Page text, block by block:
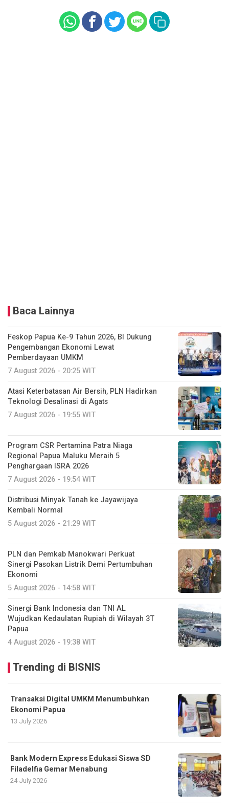
Baca Lainnya
Feskop Papua Ke-9 Tahun 2026, BI Dukung
Pengembangan Ekonomi Lewat
Pemberdayaan UMKM
7 August 2026 - 20:25 WIT
Atasi Keterbatasan Air Bersih, PLN Hadirkan
Teknologi Desalinasi di Agats
7 August 2026 - 19:55 WIT
Program CSR Pertamina Patra Niaga
Regional Papua Maluku Meraih 5
Penghargaan ISRA 2026
7 August 2026 - 19:54 WIT
Distribusi Minyak Tanah ke Jayawijaya
Kembali Normal
5 August 2026 - 21:29 WIT
PLN dan Pemkab Manokwari Perkuat
Sinergi Pasokan Listrik Demi Pertumbuhan
Ekonomi
5 August 2026 - 14:58 WIT
Sinergi Bank Indonesia dan TNI AL
Wujudkan Kedaulatan Rupiah di Wilayah 3T
Papua
4 August 2026 - 19:38 WIT
Trending di BISNIS
Transaksi Digital UMKM Menumbuhkan
Ekonomi Papua
13 July 2026
Bank Modern Express Edukasi Siswa SD
Filadelfia Gemar Menabung
24 July 2026